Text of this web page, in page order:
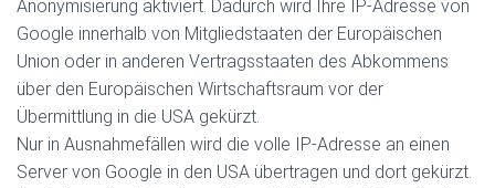
Anonymisierung aktiviert. Dadurch wird Ihre IP-Adresse von
Google innerhalb von Mitgliedstaaten der Europäischen
Union oder in anderen Vertragsstaaten des Abkommens
über den Europäischen Wirtschaftsraum vor der
Übermittlung in die USA gekürzt.
Nur in Ausnahmefällen wird die volle IP-Adresse an einen
Server von Google in den USA übertragen und dort gekürzt.